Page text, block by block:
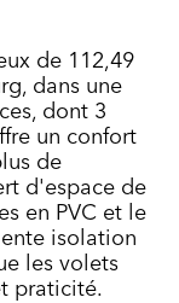
de 112,49
dans une
dont 3
un confort
de
d'espace de
en PVC et le
isolation
les volets
praticité.